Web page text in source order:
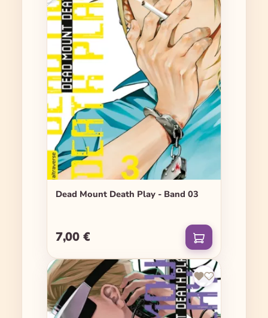
Dead Mount Death Play - Band 03
Regulärer Preis:
7,00 €